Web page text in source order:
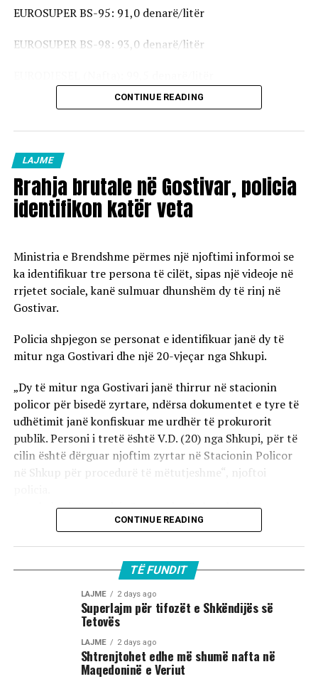
EUROSUPER BS-95: 91,0 denarë/litër
EUROSUPER BS-98: 93,0 denarë/litër
Vaji ekstra i lehtë (EL-1): 98,5 denarë/litër
vlejnë në të gjitha pikat e karburanteve në vend.
CONTINUE READING
LAJME
Rrahja brutale në Gostivar, policia
identifikon katër veta
Ministria e Brendshme përmes një njoftimi informoi se
ka identifikuar tre persona të cilët, sipas një videoje në
rrjetet sociale, kanë sulmuar dhunshëm dy të rinj në
Gostivar.
Policia shpjegon se personat e identifikuar janë dy të
mitur nga Gostivari dhe një 20-vjeçar nga Shkupi.
„Dy të mitur nga Gostivari janë thirrur në stacionin
policor për bisedë zyrtare, ndërsa dokumentet e tyre të
udhëtimit janë konfiskuar me urdhër të prokurorit
publik. Personi i tretë është V.D. (20) nga Shkupi, për të
cilin është dërguar njoftim zyrtar në Stacionin Policor
në Shkup për procedurë të mëtutjeshme“, njoftoi
Ata theksojnë se ndaj të treve do të zbatohet një
procedurë e përshpejtuar para gjykatës sapo të
autoriteteve, sulmi ka ndodhur në orët e para të
mëngjesit të 2 gushtit në rrugën „Borçe Jovanoski“, ku
dy të rinj janë goditur me mjete dhe shkopinj druri.
Në rrjetet sociale u shfaq një video-incizim shqetësues
nga Gostivari, në të cilin shfaqet një përleshje e ashpër
fizike mes një grupi më të madh të rinjsh.
CONTINUE READING
TË FUNDIT
LAJME 2 days ago
Superlajm për tifozët e Shkëndijës së
Tetovës
LAJME 2 days ago
Shtrenjtohet edhe më shumë nafta në
Maqedoninë e Veriut